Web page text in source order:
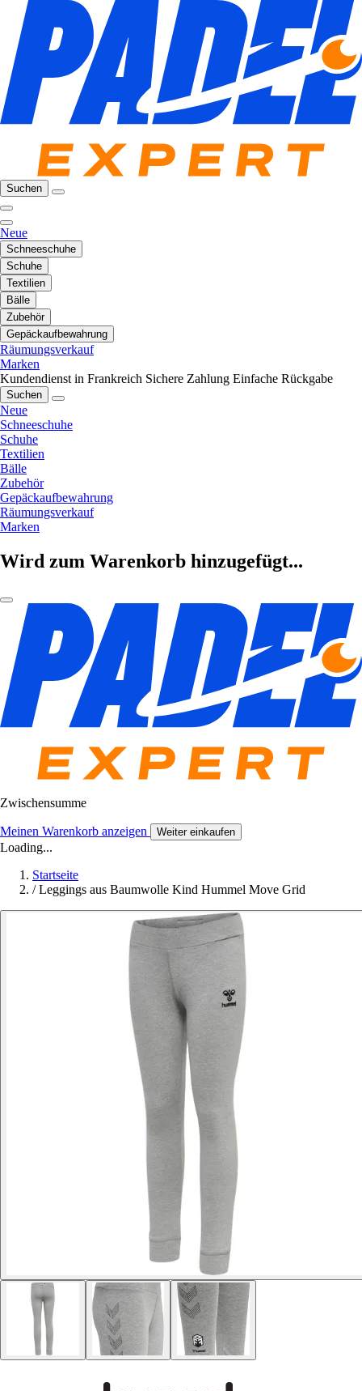
Suchen
Neue
Schneeschuhe
Schuhe
Textilien
Bälle
Zubehör
Gepäckaufbewahrung
Räumungsverkauf
Marken
Kundendienst in Frankreich Sichere Zahlung Einfache Rückgabe
Suchen
Neue
Schneeschuhe
Schuhe
Textilien
Bälle
Zubehör
Gepäckaufbewahrung
Räumungsverkauf
Marken
Wird zum Warenkorb hinzugefügt...
Zwischensumme
Meinen Warenkorb anzeigen Weiter einkaufen
Loading...
Startseite
/ Leggings aus Baumwolle Kind Hummel Move Grid